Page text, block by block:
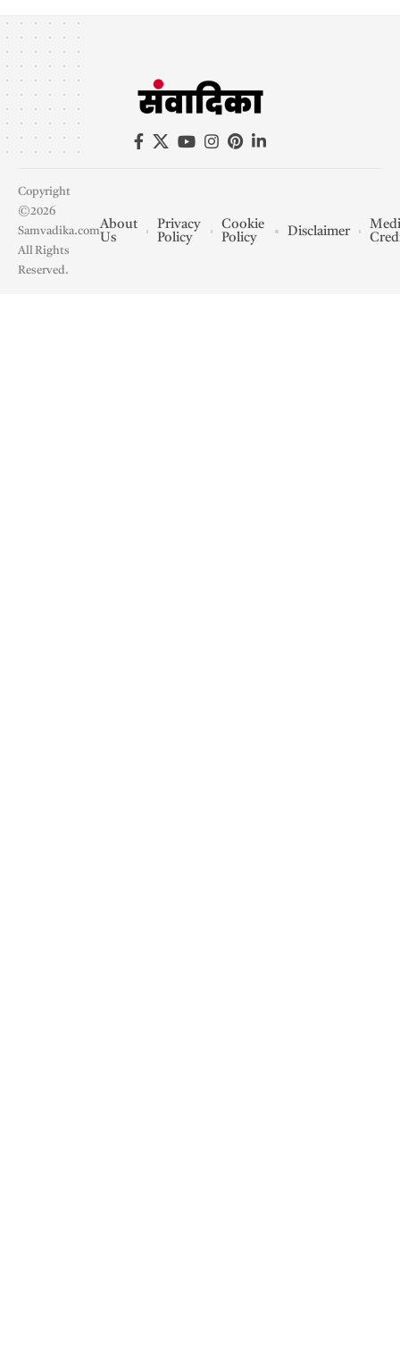
Copyright
©2026
Samvadika.com
All Rights
Reserved.
About
Us
Privacy
Policy
Cookie
Policy
Disclaimer